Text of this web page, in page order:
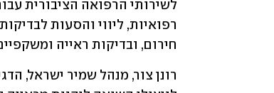
חירום, ובדיקות ראייה